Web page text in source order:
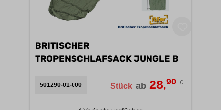
BRITISCHER
TROPENSCHLAFSACK JUNGLE B
501290-01-000 Stück ab 28,90 €